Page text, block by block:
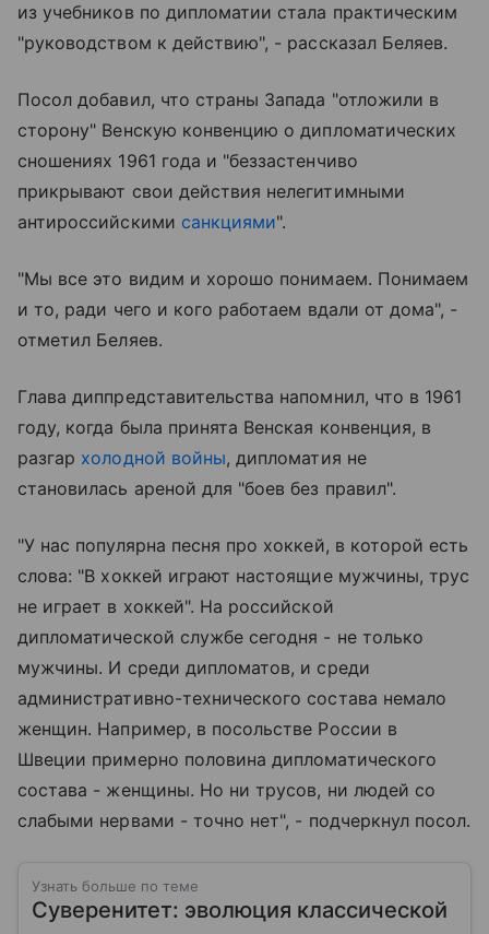
из учебников по дипломатии стала практическим
"руководством к действию", - рассказал Беляев.
Посол добавил, что страны Запада "отложили в
сторону" Венскую конвенцию о дипломатических
сношениях 1961 года и "беззастенчиво
прикрывают свои действия нелегитимными
антироссийскими санкциями".
"Мы все это видим и хорошо понимаем. Понимаем
и то, ради чего и кого работаем вдали от дома", -
отметил Беляев.
Глава диппредставительства напомнил, что в 1961
году, когда была принята Венская конвенция, в
разгар холодной войны, дипломатия не
становилась ареной для "боев без правил".
"У нас популярна песня про хоккей, в которой есть
слова: "В хоккей играют настоящие мужчины, трус
не играет в хоккей". На российской
дипломатической службе сегодня - не только
мужчины. И среди дипломатов, и среди
административно-технического состава немало
женщин. Например, в посольстве России в
Швеции примерно половина дипломатического
состава - женщины. Но ни трусов, ни людей со
слабыми нервами - точно нет", - подчеркнул посол.
Узнать больше по теме
Суверенитет: эволюция классической